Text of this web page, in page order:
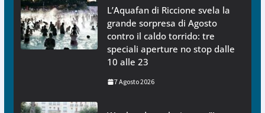
L’Aquafan di Riccione svela la
grande sorpresa di Agosto
contro il caldo torrido: tre
speciali aperture no stop dalle
10 alle 23
7 Agosto 2026